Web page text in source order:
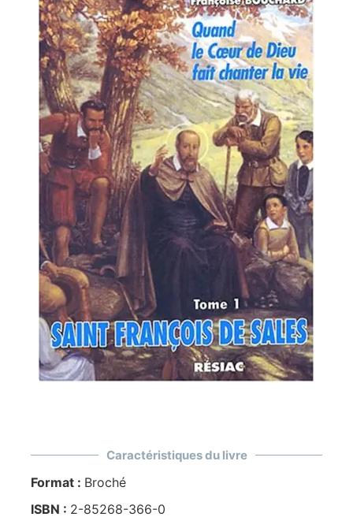
Caractéristiques du livre
Format : Broché
ISBN : 2-85268-366-0